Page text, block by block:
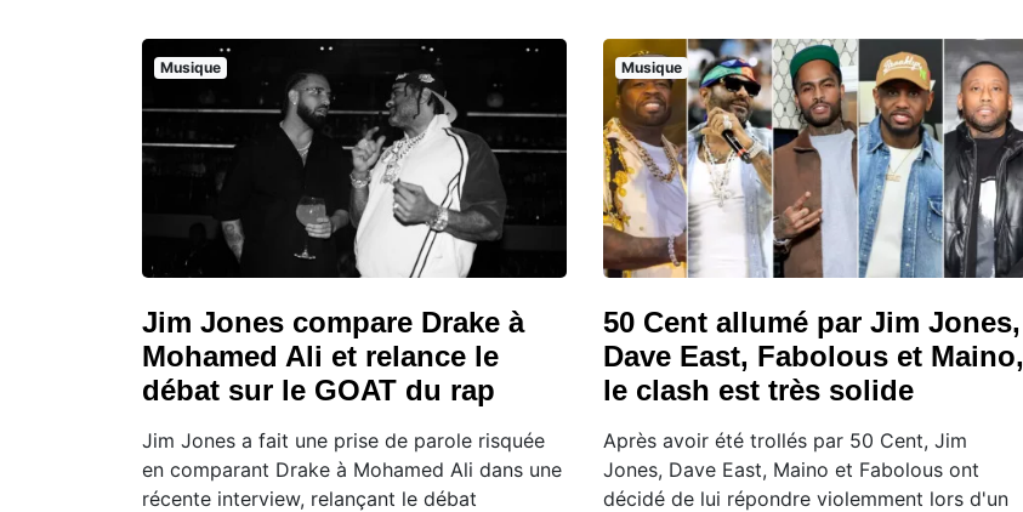
Musique
Jim Jones compare Drake à
Mohamed Ali et relance le
débat sur le GOAT du rap
Jim Jones a fait une prise de parole risquée
en comparant Drake à Mohamed Ali dans une
récente interview, relançant le débat
Musique
50 Cent allumé par Jim Jones,
Dave East, Fabolous et Maino,
le clash est très solide
Après avoir été trollés par 50 Cent, Jim
Jones, Dave East, Maino et Fabolous ont
décidé de lui répondre violemment lors d'un